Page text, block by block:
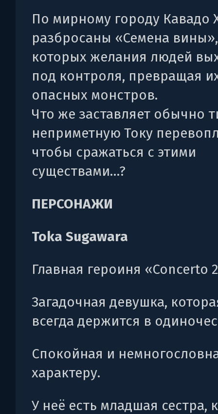
По мирному городу Кавадо
разбросаны «Семена
которых желания людей
под контроля, превращая
опасных монстров.
Что же заставляет обычно
неприметную Току
чтобы сражаться с этими
существами…?
ПЕРСОНАЖИ
Toka Sugawara
Главная героиня «Concerto
Загадочная девушка,
всегда держится в
Спокойная и
характеру.
У неё есть младшая сестра,